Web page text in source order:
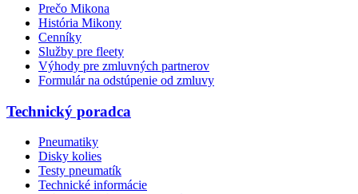
Prečo Mikona
História Mikony
Cenníky
Služby pre fleety
Výhody pre zmluvných partnerov
Formulár na odstúpenie od zmluvy
Technický poradca
Pneumatiky
Disky kolies
Testy pneumatík
Technické informácie